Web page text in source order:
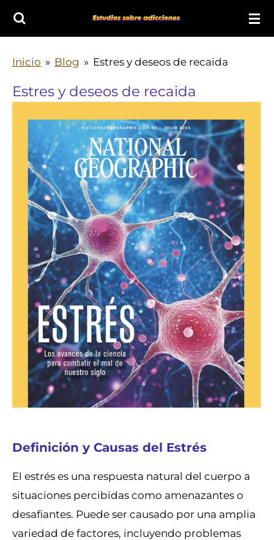
al
Inicio » Blog » Estres y deseos de recaida
Estres y deseos de recaida
Definición y Causas del Estrés
El estrés es una respuesta natural del cuerpo a
situaciones percibidas como amenazantes o
desafiantes. Puede ser causado por una amplia
variedad de factores, incluyendo problemas